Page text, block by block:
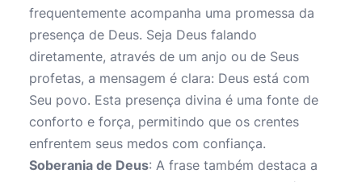
frequentemente acompanha uma promessa da
presença de Deus. Seja Deus falando
diretamente, através de um anjo ou de Seus
profetas, a mensagem é clara: Deus está com
Seu povo. Esta presença divina é uma fonte de
conforto e força, permitindo que os crentes
enfrentem seus medos com confiança.
Soberania de Deus: A frase também destaca a